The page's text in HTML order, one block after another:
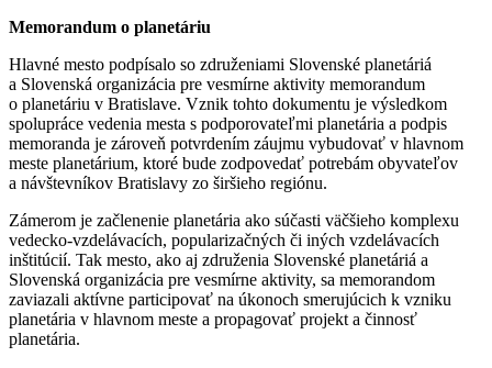
Memorandum o planetáriu
Hlavné mesto podpísalo so združeniami Slovenské planetáriá
a Slovenská organizácia pre vesmírne aktivity memorandum
o planetáriu v Bratislave. Vznik tohto dokumentu je výsledkom
spolupráce vedenia mesta s podporovateľmi planetária a podpis
memoranda je zároveň potvrdením záujmu vybudovať v hlavnom
meste planetárium, ktoré bude zodpovedať potrebám obyvateľov
a návštevníkov Bratislavy zo širšieho regiónu.
Zámerom je začlenenie planetária ako súčasti väčšieho komplexu
vedecko-vzdelávacích, popularizačných či iných vzdelávacích
inštitúcií. Tak mesto, ako aj združenia Slovenské planetáriá a
Slovenská organizácia pre vesmírne aktivity, sa memorandom
zaviazali aktívne participovať na úkonoch smerujúcich k vzniku
planetária v hlavnom meste a propagovať projekt a činnosť
planetária.